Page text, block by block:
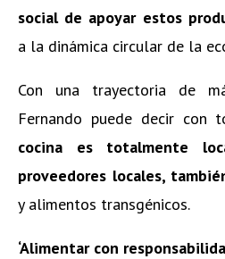
social de apoyar estos
a la dinámica circular de la
Con una trayectoria de
Fernando puede decir con
cocina es totalmente
proveedores locales,
y alimentos transgénicos.
‘Alimentar con